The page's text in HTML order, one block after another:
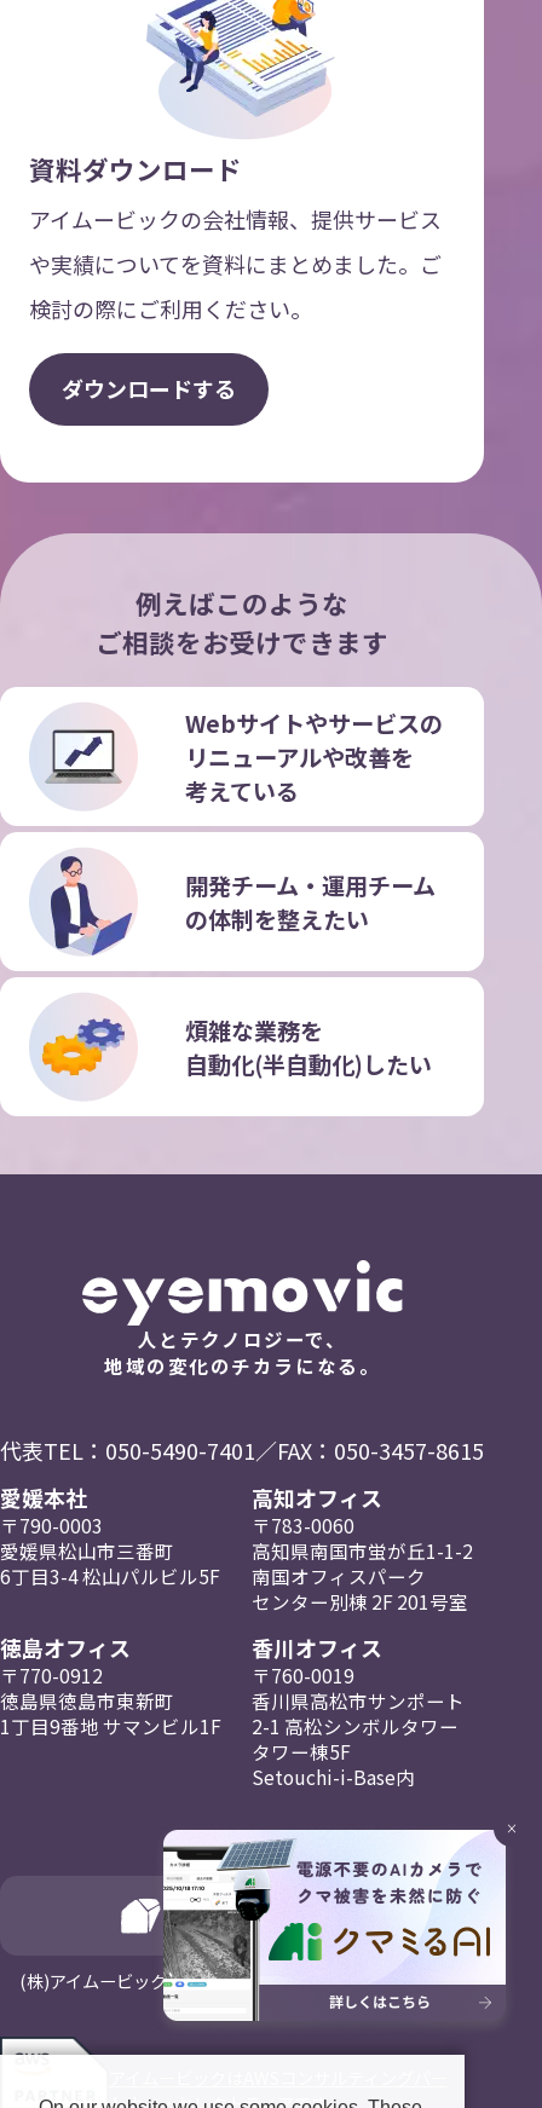
資料ダウンロード
アイムービックの会社情報、提供サービス
や実績についてを資料にまとめました。ご
検討の際にご利用ください。
ダウンロー ドする
例えばこのような
ご相談をお受けできます
Webサイトやサービスの
リニューアルや改善を
考えている
開発チーム・運用チーム
の体制を整えたい
煩雑な業務を
自動化(半自動化)したい
人とテクノロジーで、
地域の変化のチカラになる。
代表TEL： 050-5490-7401／FAX：050-3457-8615
愛媛本社
〒790-0003
愛媛県松山市三番町
6丁目3-4松山パルビル5F
高知オフィス
〒783-0060
高知県南国市蛍が丘1-1-2
南国オフィスパーク
センター別棟 2F201号室
徳島オフィス
〒770-0912
徳島県徳島市東新町
1丁目9番地サマンビル1F
香川オフィス
〒760-0019
香川県高松市サンポート
2-1 高松シンボルタワー
タワー棟5F
Setouchi-i-Base内
(⁨⁩株)アイムービックはNagayaホールディングスの一員です
×